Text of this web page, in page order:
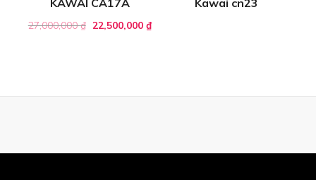
KAWAI CA17A
27,000,000₫ 22,500,000 ₫
Kawai cn23